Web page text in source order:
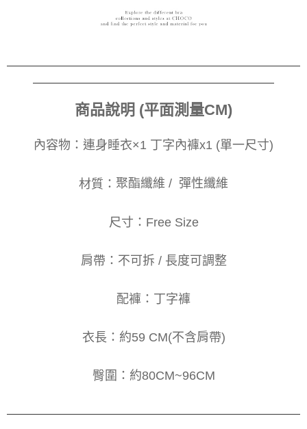
商品說明 (平面測量CM)
內容物： 連身睡衣×1 丁字內褲x1 (單一尺寸)
材質： 聚酯纖維 / 彈性纖維
尺寸：Free Size
肩帶：不可拆 / 長度可調整
配褲：丁字褲
衣長：約59 CM(不含肩帶)
臀圍：約80CM~96CM